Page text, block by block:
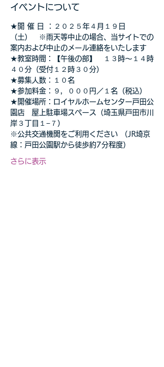
イベントについて
★開 催 日 ：２０２５年４月１９日
（土）　※雨天等中止の場合、当サイトでの
案内および中止のメール連絡をいたします
★教室時間：【午後の部】　１３時～１４時
４０分（受付１２時３０分）
★募集人数：１０名
★参加料金：９，０００円／１名（税込）
★開催場所：ロイヤルホームセンター戸田公
園店　屋上駐車場スペース（埼玉県戸田市川
岸３丁目１−７）
※公共交通機関をご利用ください （JR埼京
線：戸田公園駅から徒歩約7分程度）
さらに表示